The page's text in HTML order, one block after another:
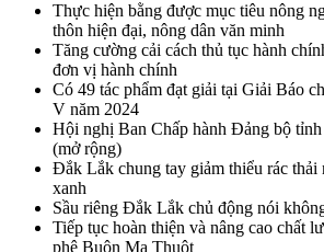
Thực hiện bằng được mục tiêu nông
thôn hiện đại, nông dân văn minh
Tăng cường cải cách thủ tục hành
đơn vị hành chính
Có 49 tác phẩm đạt giải tại Giải Báo
V năm 2024
Hội nghị Ban Chấp hành Đảng bộ
(mở rộng)
Đắk Lắk chung tay giảm thiểu rác thải
xanh
Sầu riêng Đắk Lắk chủ động nói
Tiếp tục hoàn thiện và nâng cao chất
phê Buôn Ma Thuột